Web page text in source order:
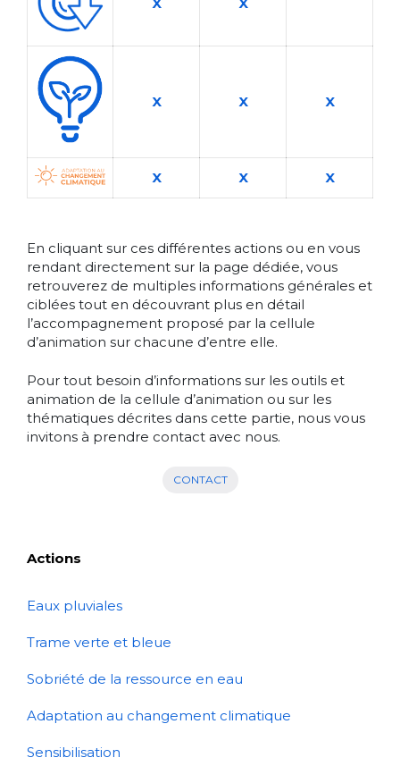
X X X
X X X
En cliquant sur ces différentes actions ou en vous
rendant directement sur la page dédiée, vous
retrouverez de multiples informations générales et
ciblées tout en découvrant plus en détail
l’accompagnement proposé par la cellule
d’animation sur chacune d’entre elle.
Pour tout besoin d’informations sur les outils et
animation de la cellule d’animation ou sur les
thématiques décrites dans cette partie, nous vous
invitons à prendre contact avec nous.
CONTACT
Actions
Eaux pluviales
Trame verte et bleue
Sobriété de la ressource en eau
Adaptation au changement climatique
Sensibilisation